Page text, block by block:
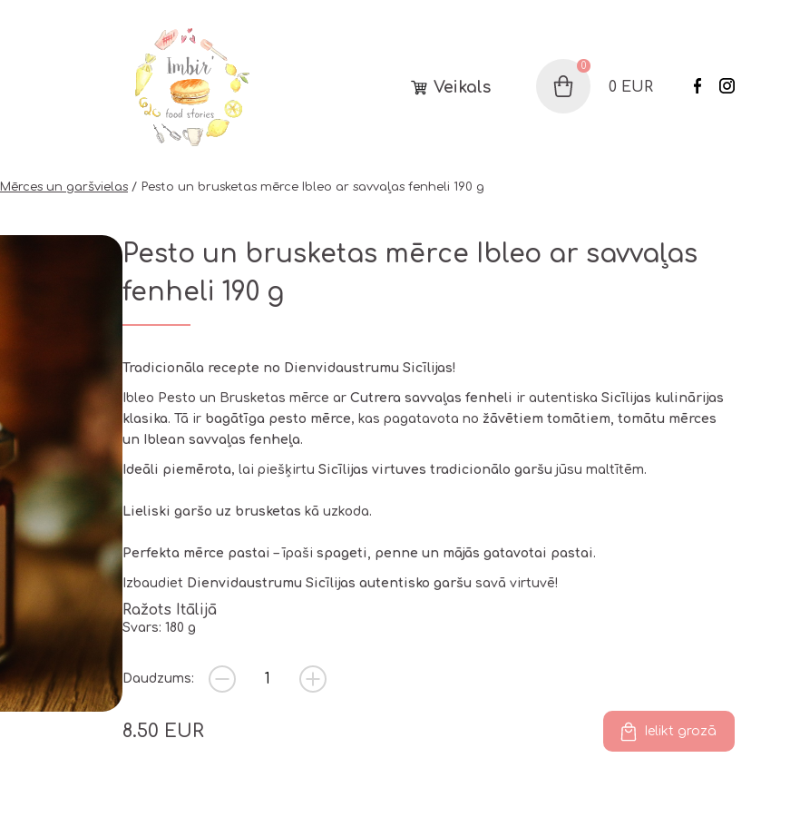
Veikals Grozs
0
0 EUR
Mērces un garšvielas Pesto un brusketas mērce Ibleo ar savvaļas fenheli 190 g
Pesto un brusketas mērce Ibleo ar savvaļas
fenheli 190 g
Tradicionāla recepte no Dienvidaustrumu Sicīlijas!
Ibleo Pesto un Brusketas mērce ar Cutrera savvaļas fenheli ir autentiska Sicīlijas kulinārijas
klasika. Tā ir bagātīga pesto mērce, kas pagatavota no žāvētiem tomātiem, tomātu mērces
un Iblean savvaļas fenheļa.
Ideāli piemērota, lai piešķirtu Sicīlijas virtuves tradicionālo garšu jūsu maltītēm.
Lieliski garšo uz brusketas kā uzkoda.
Perfekta mērce pastai – īpaši spageti, penne un mājās gatavotai pastai .
Izbaudiet Dienvidaustrumu Sicīlijas autentisko garšu savā virtuvē!
Ražots Itālijā
Svars: 180 g
Daudzums:
8.50 EUR Ielikt grozā